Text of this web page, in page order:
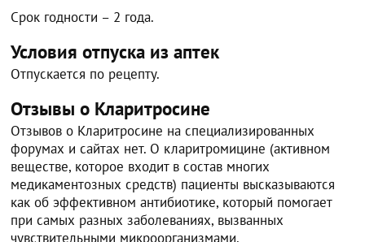
Срок годности – 2 года.
Условия отпуска из аптек
Отпускается по рецепту.
Отзывы о Кларитросине
Отзывов о Кларитросине на специализированных
форумах и сайтах нет. О кларитромицине (активном
веществе, которое входит в состав многих
медикаментозных средств) пациенты высказываются
как об эффективном антибиотике, который помогает
при самых разных заболеваниях, вызванных
чувствительными микроорганизмами.